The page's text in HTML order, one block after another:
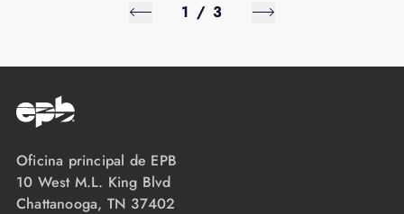
1 / 3
Oficina principal de EPB
10 West M.L. King Blvd
Chattanooga, TN 37402